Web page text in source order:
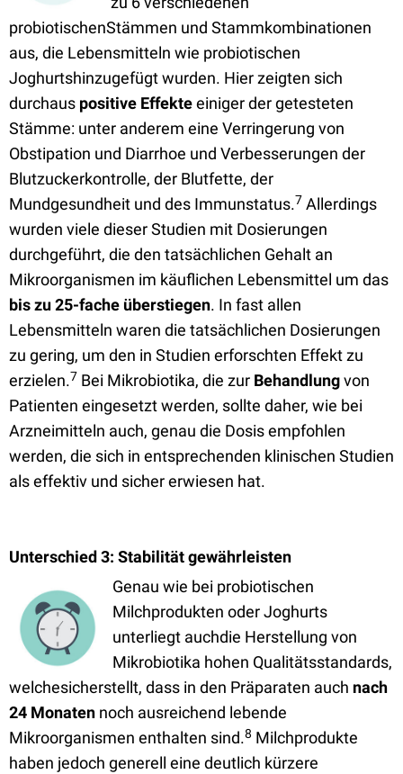
probiotischenStämmen und Stammkombinationen
aus, die Lebensmitteln wie probiotischen
Joghurtshinzugefügt wurden. Hier zeigten sich
durchaus positive Effekteeiniger der getesteten
Stämme: unter anderem eine Verringerung von
Obstipation und Diarrhoe und Verbesserungen der
Blutzuckerkontrolle, der Blutfette, der
Mundgesundheit und des Immunstatus.7 Allerdings
wurden viele dieser Studien mit Dosierungen
durchgeführt, die den tatsächlichen Gehalt an
Mikroorganismen im käuflichen Lebensmittel um das
bis zu 25-fache überstiegen. In fast allen
Lebensmitteln waren die tatsächlichen Dosierungen
zu gering, um den in Studien erforschten Effekt zu
erzielen.7 Bei Mikrobiotika, die zur Behandlungvon
Patienten eingesetzt werden, sollte daher, wie bei
Arzneimitteln auch, genau die Dosis empfohlen
werden, die sich in entsprechenden klinischen Studien
als effektiv und sicher erwiesen hat.
Unterschied 3: Stabilität gewährleisten
Genau wie bei probiotischen
Milchprodukten oder Joghurts
unterliegt auchdie Herstellung von
Mikrobiotika hohen Qualitätsstandards,
welchesicherstellt, dass in den Präparaten auch nach
24 Monaten noch ausreichend lebende
Mikroorganismen enthalten sind.8 Milchprodukte
haben jedoch generell eine deutlich kürzere